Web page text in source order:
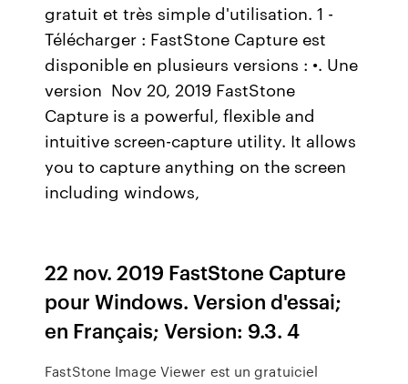
gratuit et très simple d'utilisation. 1 -
Télécharger : FastStone Capture est
disponible en plusieurs versions : •. Une
version Nov 20, 2019 FastStone
Capture is a powerful, flexible and
intuitive screen-capture utility. It allows
you to capture anything on the screen
including windows,
22 nov. 2019 FastStone Capture
pour Windows. Version d'essai;
en Français; Version: 9.3. 4
FastStone Image Viewer est un gratuiciel